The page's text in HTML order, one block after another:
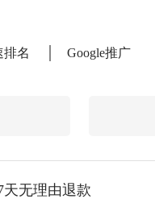
排名 Google推广
天无理由退款